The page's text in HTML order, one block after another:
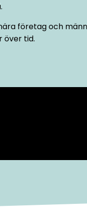
företag och
över tid.